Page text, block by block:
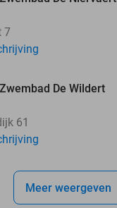
7
De Wildert
61
Meer weergeven